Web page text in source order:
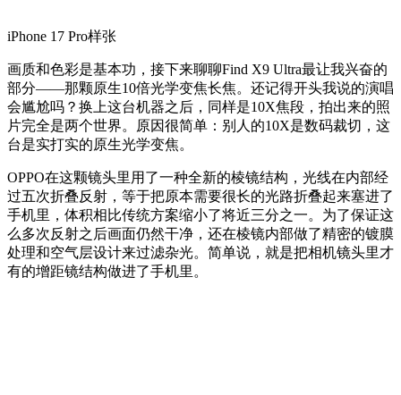
iPhone 17 Pro样张
画质和色彩是基本功，接下来聊聊Find X9 Ultra最让我兴奋的
部分——那颗原生10倍光学变焦长焦。还记得开头我说的演唱
会尴尬吗？换上这台机器之后，同样是10X焦段，拍出来的照
片完全是两个世界。原因很简单：别人的10X是数码裁切，这
台是实打实的原生光学变焦。
OPPO在这颗镜头里用了一种全新的棱镜结构，光线在内部经
过五次折叠反射，等于把原本需要很长的光路折叠起来塞进了
手机里，体积相比传统方案缩小了将近三分之一。为了保证这
么多次反射之后画面仍然干净，还在棱镜内部做了精密的镀膜
处理和空气层设计来过滤杂光。简单说，就是把相机镜头里才
有的增距镜结构做进了手机里。